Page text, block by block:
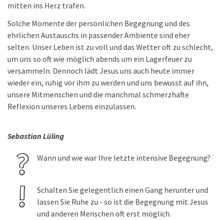
mitten ins Herz trafen.
Solche Momente der persönlichen Begegnung und des
ehrlichen Austauschs in passender Ambiente sind eher
selten. Unser Leben ist zu voll und das Wetter oft zu schlecht,
um uns so oft wie möglich abends um ein Lagerfeuer zu
versammeln. Dennoch lädt Jesus uns auch heute immer
wieder ein, ruhig vor ihm zu werden und uns bewusst auf ihn,
unsere Mitmenschen und die manchmal schmerzhafte
Reflexion unseres Lebens einzulassen.
Sebastian Lüling
Wann und wie war Ihre letzte intensive Begegnung?
Schalten Sie gelegentlich einen Gang herunter und
lassen Sie Ruhe zu - so ist die Begegnung mit Jesus
und anderen Menschen oft erst möglich.